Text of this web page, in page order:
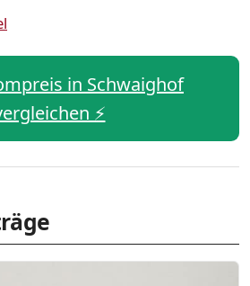
in Schwaighof
⚡️